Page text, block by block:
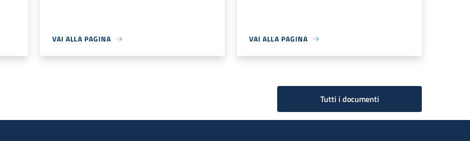
VAI ALLA PAGINA VAI ALLA PAGINA
Tutti i documenti